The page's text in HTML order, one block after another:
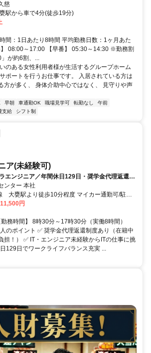
慈
駅から車で4分(徒歩19分)
間：1日あたり8時間 平均勤務日数：1ヶ月あた
08:00～17:00 【早番】 05:30～14:30 ※勤務割
が約6割、...
のある女性利用者様が生活するグループホーム
ポートを行うお仕事です。 入居されている方は
方が多く、 身体介助中心ではなく、 見守りや声
早朝 車通勤OK 職場見学可 転勤なし
午前
支給 シフト制
ア(未経験可)
エンジニア／年間休日129日・奨学金代理返還あ
る安定基盤づくり
ンター 本社
円
務時間】 8時30分～17時30分（実働8時間）
のポイント ✅ 奨学金代理返還制度あり（在籍中
担！） ✅ IT・エンジニア未経験からITの仕事に挑
129日でワークライフバランス充実 ...